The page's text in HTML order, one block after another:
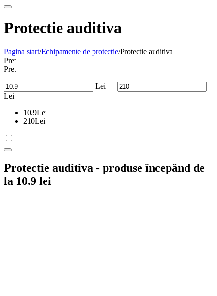
Protectie auditiva
Pagina start/Echipamente de protectie/Protectie auditiva
Pret
Pret
Lei –
Lei
10.9Lei
210Lei
Protectie auditiva - produse începând de
la 10.9 lei